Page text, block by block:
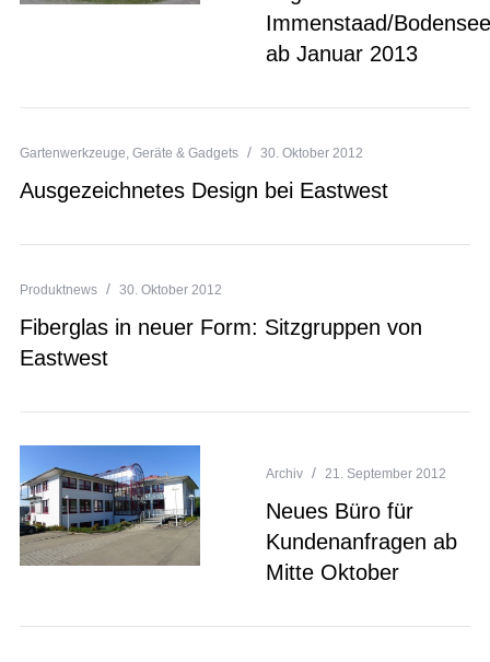
Immenstaad/Bodensee
ab Januar 2013
Gartenwerkzeuge, Geräte & Gadgets 30. Oktober 2012
Ausgezeichnetes Design bei Eastwest
Produktnews 30. Oktober 2012
Fiberglas in neuer Form: Sitzgruppen von
Eastwest
Archiv 21. September 2012
Neues Büro für
Kundenanfragen ab
Mitte Oktober